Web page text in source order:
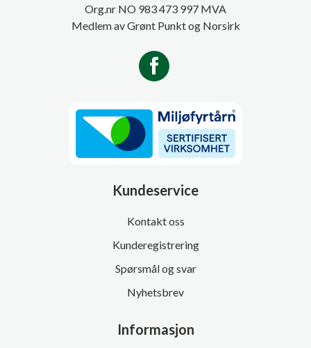
Org.nr NO 983 473 997 MVA
Medlem av Grønt Punkt og Norsirk
Kundeservice
Kontakt oss
Kunderegistrering
Spørsmål og svar
Nyhetsbrev
Informasjon